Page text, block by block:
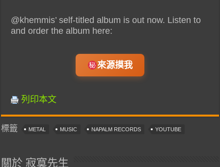
@khemmis’ self-titled album is out now. Listen to
and order the album here:
來源摸我
列印本文
標籤 METAL MUSIC NAPALM RECORDS YOUTUBE
關於 寂寞先生